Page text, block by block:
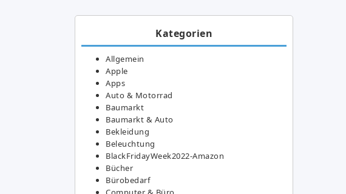
Kategorien
Allgemein
Apple
Apps
Auto & Motorrad
Baumarkt
Baumarkt & Auto
Bekleidung
Beleuchtung
BlackFridayWeek2022-Amazon
Bücher
Bürobedarf